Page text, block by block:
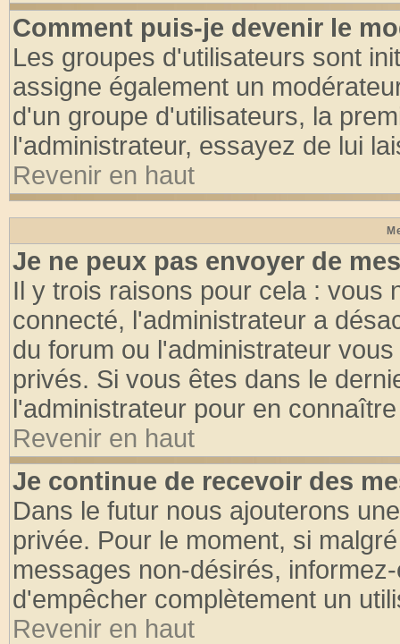
Comment puis-je devenir le
Les groupes d'utilisateurs sont
assigne également un
d'un groupe d'utilisateurs, la
l'administrateur, essayez de lui
Revenir en haut
Je ne peux pas envoyer de
Il y trois raisons pour cela : vous
connecté, l'administrateur a
du forum ou l'administrateur
privés. Si vous êtes dans le
l'administrateur pour en
Revenir en haut
Je continue de recevoir des
Dans le futur nous ajouterons
privée. Pour le moment, si
messages non-désirés,
d'empêcher complètement un
Revenir en haut